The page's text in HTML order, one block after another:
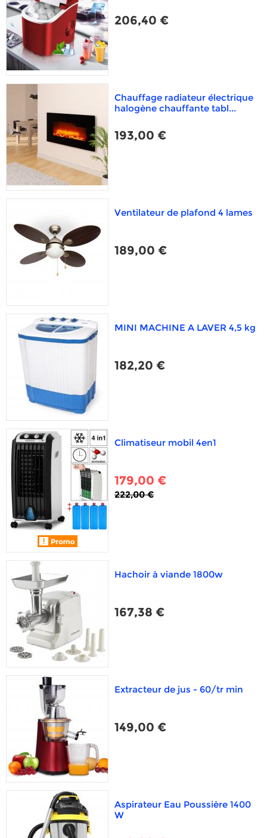
206,40 €
Chauffage radiateur électrique
halogène chauffante tabl...
193,00 €
Ventilateur de plafond 4 lames
189,00 €
MINI MACHINE A LAVER 4,5 kg
182,20 €
Climatiseur mobil 4en1
179,00 €
222,00 €
Hachoir à viande 1800w
167,38 €
Extracteur de jus - 60/tr min
149,00 €
Aspirateur Eau Poussière 1400
W